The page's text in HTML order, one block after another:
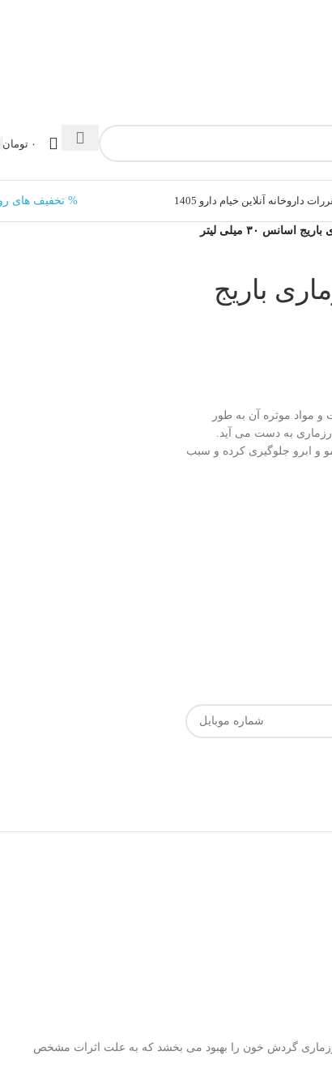
۰ تومان
داروخانه آنلاین خیام دارو 1405 % تخفیف های
۳۰ میلی لیتر
باریج
مواد موثره آن به طور
به دست می آید.
و ابرو جلوگیری کرده و سبب
رزماری گردش خون را بهبود می بخشد که به علت اثرات مشخص